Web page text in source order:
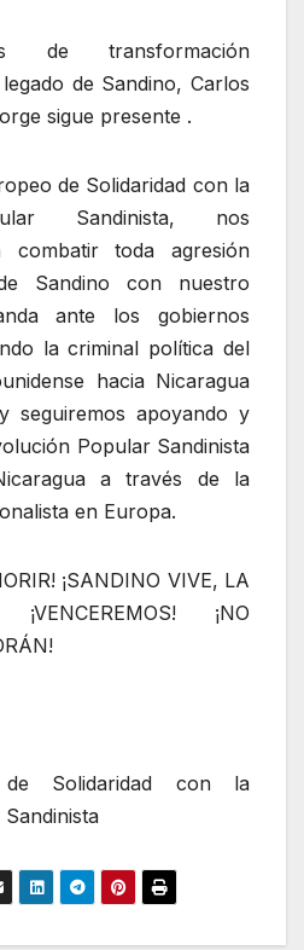
transformación
de Sandino, Carlos
sigue presente .
de Solidaridad con la
Sandinista, nos
combatir toda agresión
Sandino con nuestro
ante los gobiernos
la criminal política del
hacia Nicaragua
seguiremos apoyando y
Popular Sandinista
a través de la
en Europa.
¡SANDINO VIVE, LA
¡NO
de Solidaridad con la